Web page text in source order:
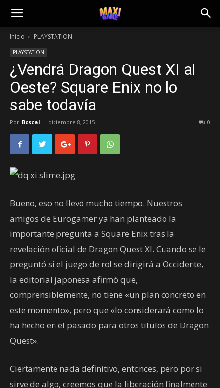
Inicio PLAYSTATION
PLAYSTATION
¿Vendrá Dragon Quest XI al
Oeste? Square Enix no lo
sabe todavía
Por Boscal - diciembre 8, 2015 0
Bueno, eso no llevó mucho tiempo. Nuestros
amigos de Eurogamer ya han planteado la
importante pregunta a Square Enix tras la
revelación oficial de Dragon Quest XI. Cuando se le
preguntó si el juego de rol se dirigirá a Occidente,
la editorial japonesa afirmó que,
comprensiblemente, no tiene «un plan concreto en
este momento», pero que «lo considerará como lo
ha hecho en el pasado para otros títulos de Dragon
Quest».
Ciertamente nada definitivo, entonces, pero por si
sirve de algo, creemos que la liberación finalmente